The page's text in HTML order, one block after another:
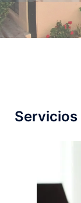
Servicios